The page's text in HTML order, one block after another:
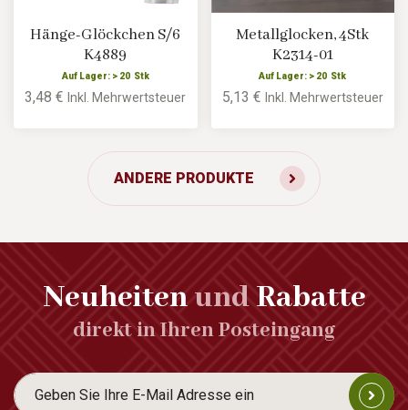
Hänge-Glöckchen S/6
K4889
Auf Lager: > 20 Stk
3,48 €Inkl. Mehrwertsteuer
Metallglocken, 4Stk
K2314-01
Auf Lager: > 20 Stk
5,13 € Inkl. Mehrwertsteuer
ANDERE PRODUKTE
NeuheitenundRabatte
direkt in Ihren Posteingang